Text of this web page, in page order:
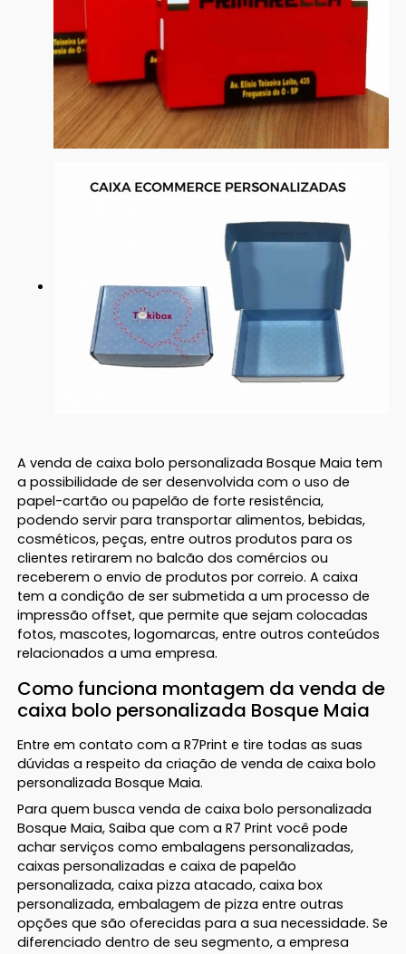
A venda de caixa bolo personalizada Bosque Maia tem
a possibilidade de ser desenvolvida com o uso de
papel-cartão ou papelão de forte resistência,
podendo servir para transportar alimentos, bebidas,
cosméticos, peças, entre outros produtos para os
clientes retirarem no balcão dos comércios ou
receberem o envio de produtos por correio. A caixa
tem a condição de ser submetida a um processo de
impressão offset, que permite que sejam colocadas
fotos, mascotes, logomarcas, entre outros conteúdos
relacionados a uma empresa.
Como funciona montagem da venda de
caixa bolo personalizada Bosque Maia
Entre em contato com a R7Print e tire todas as suas
dúvidas a respeito da criação de venda de caixa bolo
personalizada Bosque Maia.
Para quem busca venda de caixa bolo personalizada
Bosque Maia, Saiba que com a R7 Print você pode
achar serviços como embalagens personalizadas,
caixas personalizadas e caixa de papelão
personalizada, caixa pizza atacado, caixa box
personalizada, embalagem de pizza entre outras
opções que são oferecidas para a sua necessidade. Se
diferenciado dentro de seu segmento, a empresa